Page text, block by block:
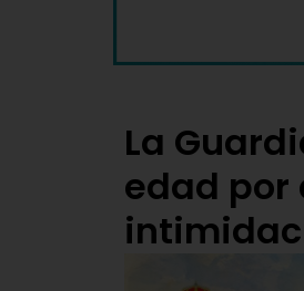
La
edad por